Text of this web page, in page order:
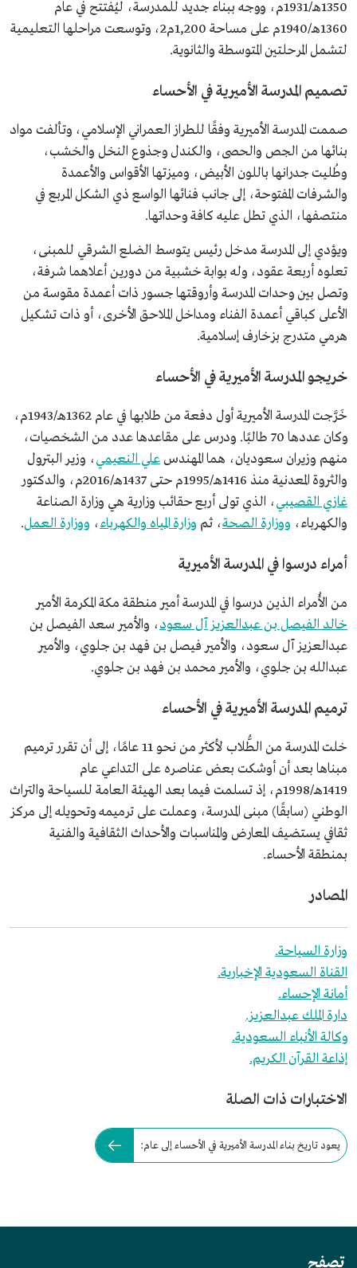
1350هـ/1931م، ووجه ببناء جديد للمدرسة، ليُفتتح في عام
1360هـ/1940م على مساحة 1,200م2، وتوسعت مراحلها التعليمية
لتشمل المرحلتين المتوسطة والثانوية.
تصميم المدرسة الأميرية في الأحساء
صممت المدرسة الأميرية وفقًا للطراز العمراني الإسلامي، وتألفت مواد
بنائها من الجص والحصى، والكندل وجذوع النخل والخشب،
وطُليت جدرانها باللون الأبيض، وميزتها الأقواس والأعمدة
والشرفات المفتوحة، إلى جانب فنائها الواسع ذي الشكل المربع في
منتصفها، الذي تطل عليه كافة وحداتها.
ويؤدي إلى المدرسة مدخل رئيس يتوسط الضلع الشرقي للمبنى،
تعلوه أربعة عقود، وله بوابة خشبية من دورين أعلاهما شرفة،
وتصل بين وحدات المدرسة وأروقتها جسور ذات أعمدة مقوسة من
الأعلى كباقي أعمدة الفناء ومداخل الملاحق الأخرى، أو ذات تشكيل
هرمي متدرج بزخارف إسلامية.
خريجو المدرسة الأميرية في الأحساء
خَرَّجت المدرسة الأميرية أول دفعة من طلابها في عام 1362هـ/1943م،
وكان عددها 70 طالبًا. ودرس على مقاعدها عدد من الشخصيات،
منهم وزيران سعوديان، هما المهندسعلي النعيمي، وزير البترول
والثروة المعدنية منذ 1416هـ/1995م حتى 1437هـ/2016م، والدكتور
غازي القصيبي، الذي تولى أربع حقائب وزارية هي وزارة الصناعة
والكهرباء، ووزارة الصحة، ثم وزارة المياه والكهرباء، ووزارة العمل.
أمراء درسوا في المدرسة الأميرية
من الأُمراء الذين درسوا في المدرسة أمير منطقة مكة المكرمة الأمير
خالد الفيصل بن عبدالعزيز آل سعود، والأمير سعد الفيصل بن
عبدالعزيز آل سعود، والأمير فيصل بن فهد بن جلوي، والأمير
عبدالله بن جلوي، والأمير محمد بن فهد بن جلوي.
ترميم المدرسة الأميرية في الأحساء
خلت المدرسة من الطُّلاب لأكثر من نحو 11 عامًا، إلى أن تقرر ترميم
مبناها بعد أن أوشكت بعض عناصره على التداعي عام
1419هـ/1998م، إذ تسلمت فيما بعد الهيئة العامة للسياحة والتراث
الوطني (سابقًا) مبنى المدرسة، وعملت على ترميمه وتحويله إلى مركز
ثقافي يستضيف المعارض والمناسبات والأحداث الثقافية والفنية
بمنطقة الأحساء.
المصادر
وزارة السياحة.
القناة السعودية الإخبارية.
أمانة الإحساء.
دارة الملك عبدالعزيز.
وكالة الأنباء السعودية.
إذاعة القرآن الكريم.
الاختبارات ذات الصلة
يعود تاريخ بناء المدرسة الأميرية في الأحساء إلى عام:
تصفح